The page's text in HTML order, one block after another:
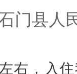
门县人
右，入